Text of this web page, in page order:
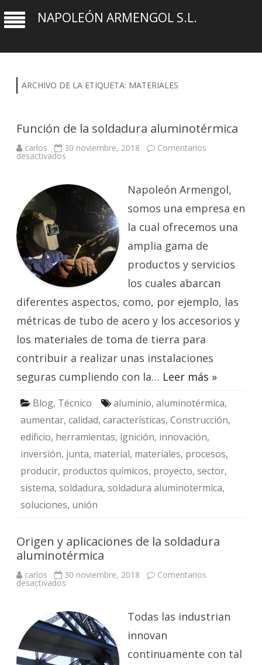
NAPOLEÓN ARMENGOL S.L.
ARCHIVO DE LA ETIQUETA: MATERIALES
Función de la soldadura aluminotérmica
carlos 30 noviembre, 2018 Comentarios
desactivados
soldadura
aluminotérmica
Napoleón Armengol,
somos una empresa en
la cual ofrecemos una
amplia gama de
productos y servicios
los cuales abarcan
diferentes aspectos, como, por ejemplo, las
métricas de tubo de acero y los accesorios y
los materiales de toma de tierra para
contribuir a realizar unas instalaciones
seguras cumpliendo con la… Leer más »
Blog, Técnico aluminio, aluminotérmica,
aumentar, calidad, características, Construcción,
edificio, herramientas, ignición, innovación,
inversión, junta, material, materiales, procesos,
producir, productos químicos, proyecto, sector,
sistema, soldadura, soldadura aluminotermica,
soluciones, unión
Origen y aplicaciones de la soldadura
aluminotérmica
carlos 30 noviembre, 2018 Comentarios
desactivados
de
la
soldadura
aluminotérmica
Todas las industrian
innovan
continuamente con tal